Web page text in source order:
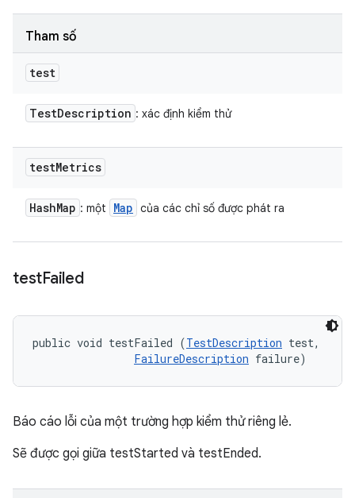
Tham số
test
TestDescription : xác định kiểm thử
testMetrics
HashMap : một Map của các chỉ số được phát ra
testFailed
public void testFailed (TestDescription test,
FailureDescription failure)
Báo cáo lỗi của một trường hợp kiểm thử riêng lẻ.
Sẽ được gọi giữa testStarted và testEnded.